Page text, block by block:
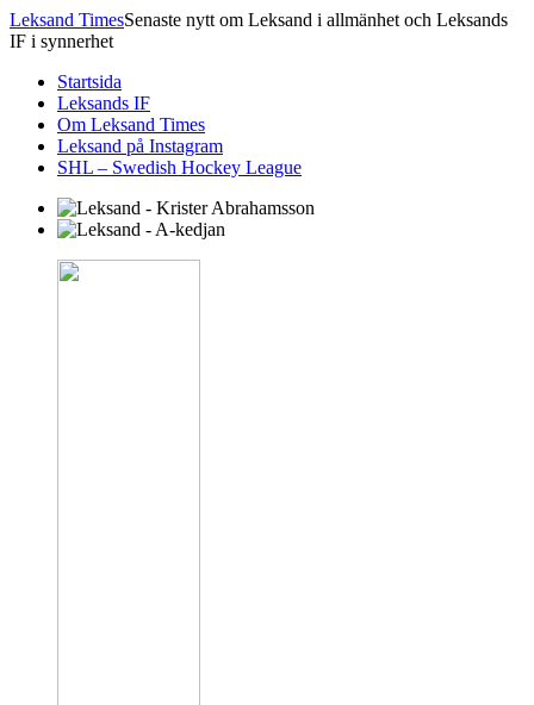
Leksand TimesSenaste nytt om Leksand i allmänhet och Leksands
IF i synnerhet
Startsida
Leksands IF
Om Leksand Times
Leksand på Instagram
SHL – Swedish Hockey League